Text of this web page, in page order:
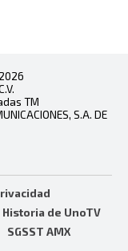
TM
S.A. DE
Historia de UnoTV
SGSST AMX